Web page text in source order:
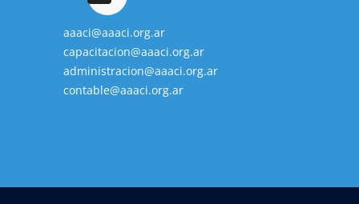
aaaci@aaaci.org.ar
capacitacion@aaaci.org.ar
administracion@aaaci.org.ar
contable@aaaci.org.ar